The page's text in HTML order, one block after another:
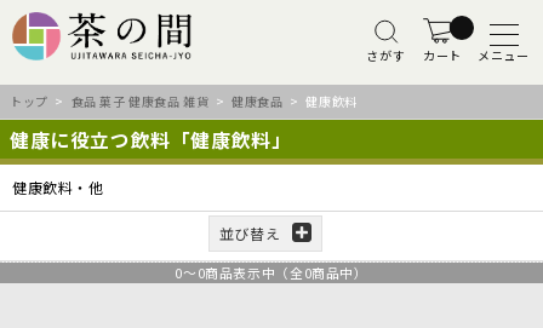
さがす カート メニュー
トップ > 食品 菓子 健康食品 雑貨 >健康食品 > 健康飲料
健康に役立つ飲料「健康飲料」
健康飲料・他
並び替え
0～0商品表示中（全0商品中）